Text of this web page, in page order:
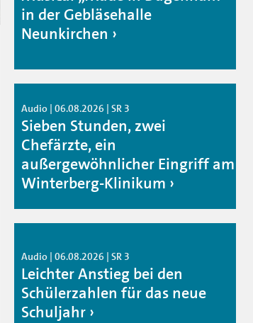
in der Gebläsehalle
Neunkirchen
Audio | 06.08.2026 | SR 3
Sieben Stunden, zwei
Chefärzte, ein
außergewöhnlicher Eingriff am
Winterberg-Klinikum
Audio | 06.08.2026 | SR 3
Leichter Anstieg bei den
Schülerzahlen für das neue
Schuljahr